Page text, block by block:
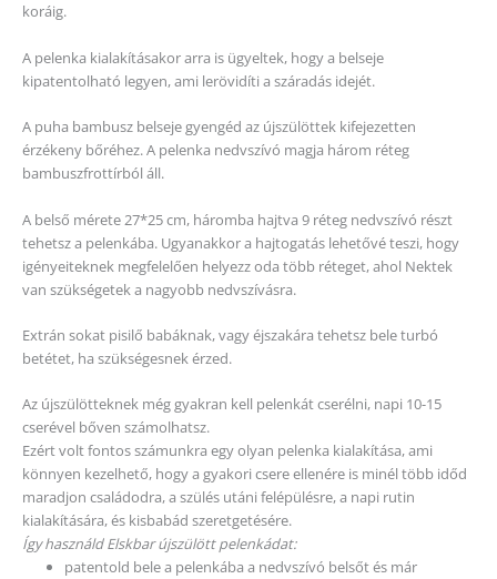
koráig.
A pelenka kialakításakor arra is ügyeltek, hogy a belseje
kipatentolható legyen, ami lerövidíti a száradás idejét.
A puha bambusz belseje gyengéd az újszülöttek kifejezetten
érzékeny bőréhez. A pelenka nedvszívó magja három réteg
bambuszfrottírból áll.
A belső mérete 27*25 cm, háromba hajtva 9 réteg nedvszívó részt
tehetsz a pelenkába. Ugyanakkor a hajtogatás lehetővé teszi, hogy
igényeiteknek megfelelően helyezz oda több réteget, ahol Nektek
van szükségetek a nagyobb nedvszívásra.
Extrán sokat pisilő babáknak, vagy éjszakára tehetsz bele turbó
betétet, ha szükségesnek érzed.
Az újszülötteknek még gyakran kell pelenkát cserélni, napi 10-15
cserével bőven számolhatsz.
Ezért volt fontos számunkra egy olyan pelenka kialakítása, ami
könnyen kezelhető, hogy a gyakori csere ellenére is minél több időd
maradjon családodra, a szülés utáni felépülésre, a napi rutin
kialakítására, és kisbabád szeretgetésére.
Így használd Elskbar újszülött pelenkádat:
patentold bele a pelenkába a nedvszívó belsőt és már